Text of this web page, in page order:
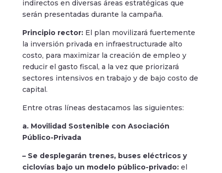
indirectos en diversas áreas estratégicas que
serán presentadas durante la campaña.
Principio rector: El plan movilizará fuertemente
la inversión privada en infraestructurade alto
costo, para maximizar la creación de empleo y
reducir el gasto fiscal, a la vez que priorizará
sectores intensivos en trabajo y de bajo costo de
capital.
Entre otras líneas destacamos las siguientes:
a. Movilidad Sostenible con Asociación
Público-Privada
– Se desplegarán trenes, buses eléctricos y
ciclovías bajo un modelo público-privado:el